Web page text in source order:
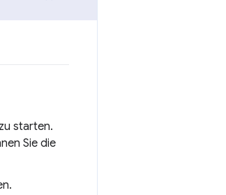
starten.
Sie die